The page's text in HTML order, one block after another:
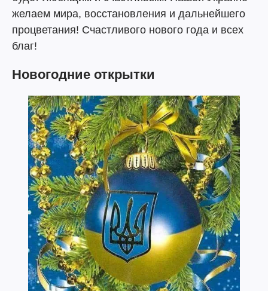
желаем мира, восстановления и дальнейшего
процветания! Счастливого нового года и всех
благ!
Новогодние открытки